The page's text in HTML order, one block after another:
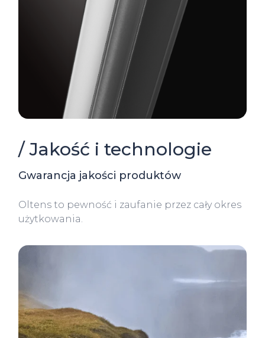
/ Jakość i technologie
Gwarancja jakości produktów
Oltens to pewność i zaufanie przez cały okres
użytkowania.